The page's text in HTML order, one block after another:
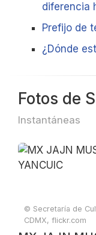
diferencia
Prefijo de
¿Dónde
Fotos de
Instantáneas
© Secretaría de
CDMX, flickr.com